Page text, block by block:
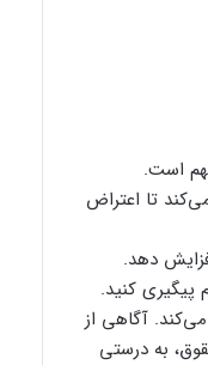
است.
تا اعتراض
دهد.
کنید.
آگاهی از
به درستی